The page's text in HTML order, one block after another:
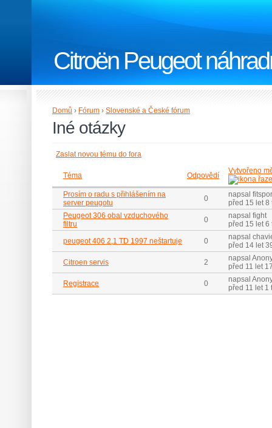
Citroën Peugeot
Domů › Fórum › Slovenské a České fórum
Iné otázky
Zaslat novou tému do fora
Téma Odpovědí
Vytvořeno
Prosím o radu s přihlášením na
server peugotu
0
napsal
před 15 let 8
Peugeot 306 obal vzduchového
filtru
0
napsal fight
před 15 let 6
peugeot 406 2,1 TD 1997 neštartuje
0
napsal
před 14 let
Citroen servis
2
napsal
před 11 let
Registrace
0
napsal
před 11 let 1